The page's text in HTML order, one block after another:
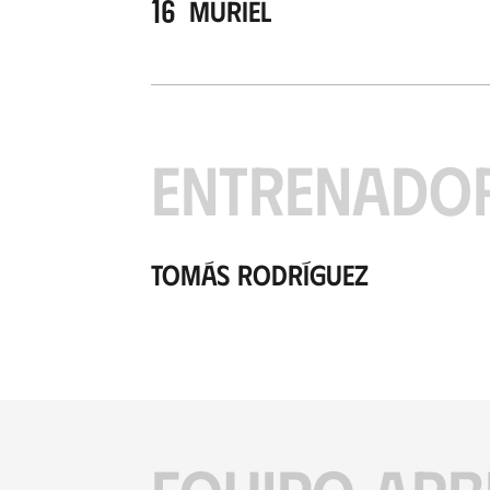
16 Muriel
Tomás Rodríguez